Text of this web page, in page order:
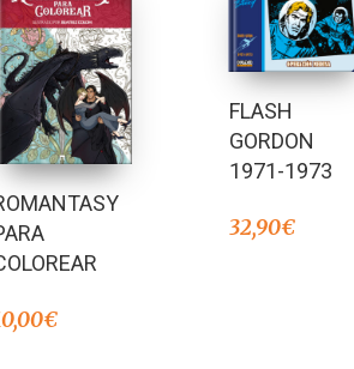
€
FLASH
GORDON
1971-1973
32,90€